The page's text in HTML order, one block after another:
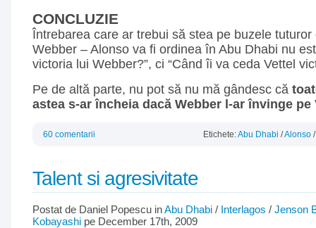
CONCLUZIE
Întrebarea care ar trebui să stea pe buzele tuturor
Webber – Alonso va fi ordinea în Abu Dhabi nu
victoria lui Webber?”, ci “Când îi va ceda Vettel
Pe de altă parte, nu pot să nu mă gândesc că
astea s-ar încheia dacă Webber l-ar învinge
60 comentarii Etichete:Abu Dhabi /Alonso
Talent si agresivitate
Postat de Daniel Popescu inAbu Dhabi / Interlagos / Jenson
Kobayashi pe December 17th, 2009